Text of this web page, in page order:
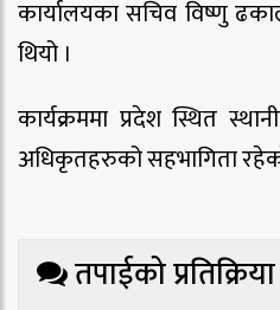
कार्यालयका सचिव विष्णु
थियो ।
कार्यक्रममा प्रदेश स्थित
अधिकृतहरुको सहभागिता
तपाईको